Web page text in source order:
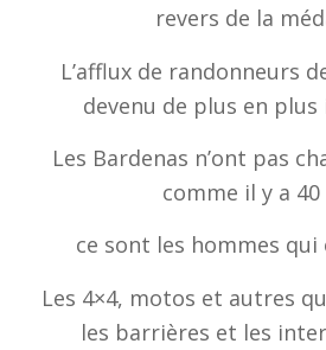
revers de la
L’afflux de randonneurs
devenu de plus en
Les Bardenas n’ont pas
comme il y a 40
ce sont les hommes
Les 4×4, motos et autres
les barrières et les